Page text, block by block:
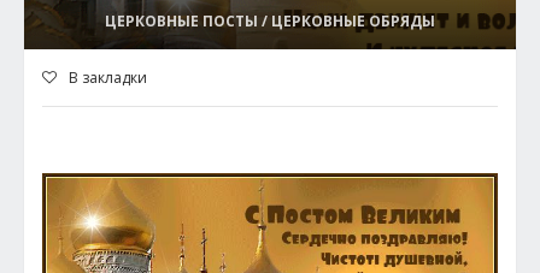
ЦЕРКОВНЫЕ ПОСТЫ / ЦЕРКОВНЫЕ ОБРЯДЫ
В закладки